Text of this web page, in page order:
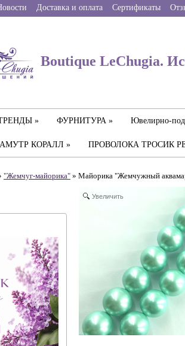
Доставка и оплата Сертификаты
Boutique LeChugia.
» ФУРНИТУРА » Ювелирно-
КОРАЛЛ » ПРОВОЛОКА ТРОСИК
"Жемчуг-майорика" » Майорика "Жемчужный
Увеличить